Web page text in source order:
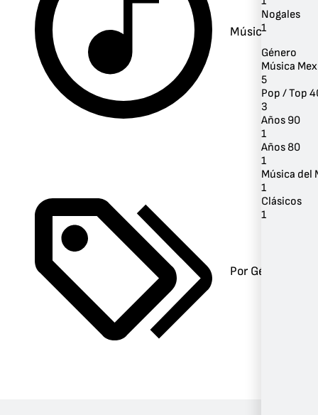
Música
Por Género
Nogales
1
Género
Música
5
Pop / Top
3
Años 90
1
Años 80
1
Música del
1
Clásicos
1